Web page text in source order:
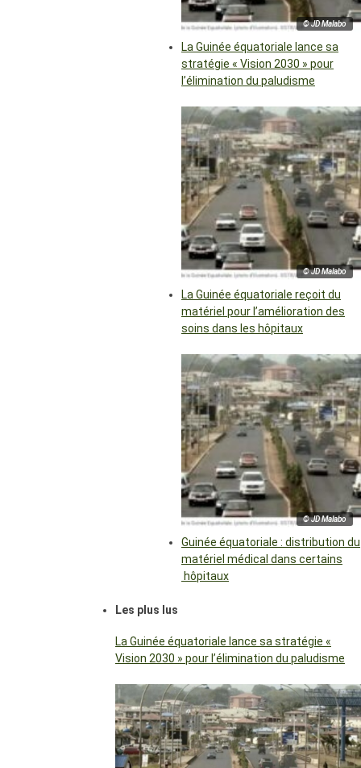
© JD Malabo
La Guinée équatoriale lance sa
stratégie « Vision 2030 » pour
l’élimination du paludisme
© JD Malabo
La Guinée équatoriale reçoit du
matériel pour l’amélioration des
soins dans les hôpitaux
© JD Malabo
Guinée équatoriale : distribution du
matériel médical dans certains
hôpitaux
Les plus lus
La Guinée équatoriale lance sa stratégie «
Vision 2030 » pour l’élimination du paludisme